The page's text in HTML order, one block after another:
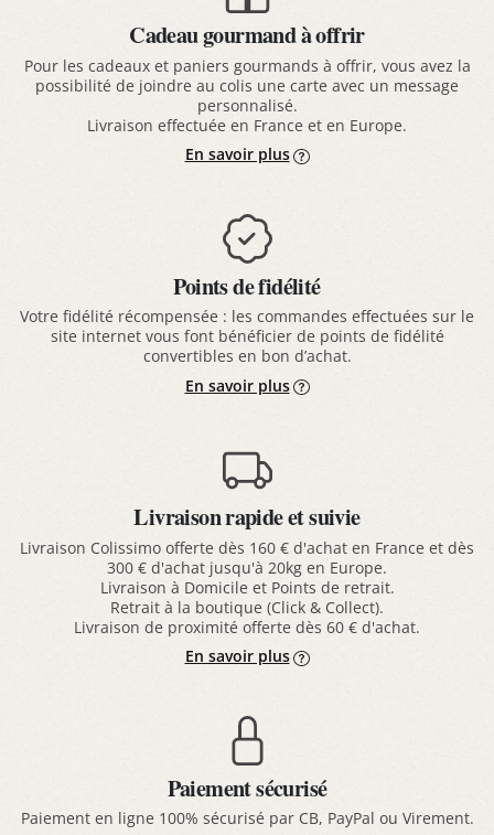
Cadeau gourmand à offrir
Pour les cadeaux et paniers gourmands à offrir, vous avez la
possibilité de joindre au colis une carte avec un message
personnalisé.
Livraison effectuée en France et en Europe.
En savoir plus
Points de fidélité
Votre fidélité récompensée : les commandes effectuées sur le
site internet vous font bénéficier de points de fidélité
convertibles en bon d’achat.
En savoir plus
Livraison rapide et suivie
Livraison Colissimo offerte dès 160 € d'achat en France et dès
300 € d'achat jusqu'à 20kg en Europe.
Livraison à Domicile et Points de retrait.
Retrait à la boutique (Click & Collect).
Livraison de proximité offerte dès 60 € d'achat.
En savoir plus
Paiement sécurisé
Paiement en ligne 100% sécurisé par CB, PayPal ou Virement.